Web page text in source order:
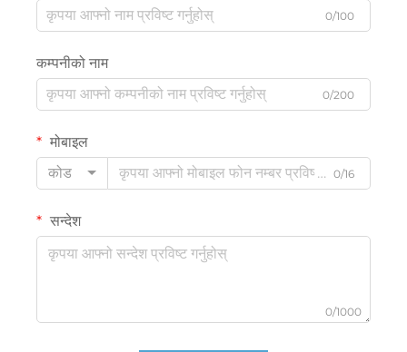
0/100
कम्पनीको नाम
0/200
मोबाइल
कोड
0/16
सन्देश
0/1000